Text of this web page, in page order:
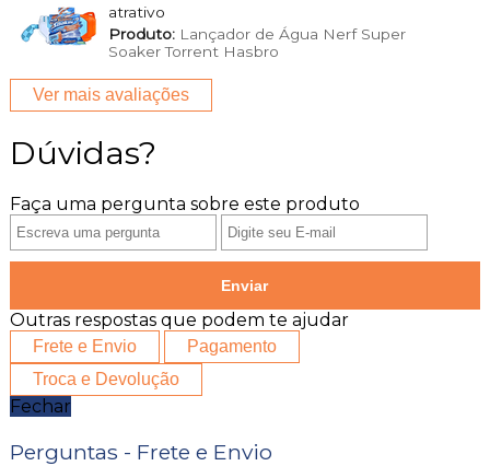
atrativo
Produto:Lançador de Água Nerf Super
Soaker Torrent Hasbro
Ver mais avaliações
Dúvidas?
Faça uma pergunta sobre este produto
Enviar
Outras respostas que podem te ajudar
Frete e Envio
Pagamento
Troca e Devolução
Fechar
Perguntas - Frete e Envio